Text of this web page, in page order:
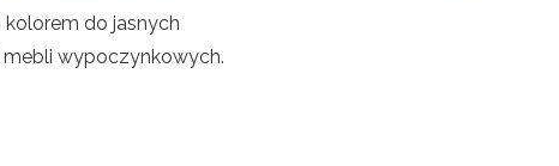
do jasnych
mebli wypoczynkowych.